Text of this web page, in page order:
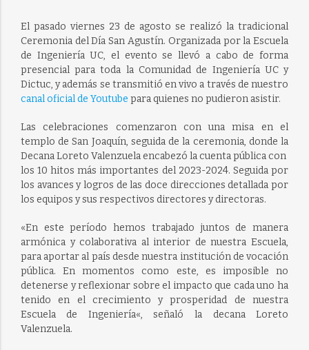
El pasado viernes 23 de agosto se realizó la tradicional
Ceremonia del Día San Agustín. Organizada por la Escuela
de Ingeniería UC, el evento se llevó a cabo de forma
presencial para toda la Comunidad de Ingeniería UC y
Dictuc, y además se transmitió en vivo a través de nuestro
canal oficial de Youtube para quienes no pudieron asistir.
Las celebraciones comenzaron con una misa en el
templo de San Joaquín, seguida de la ceremonia, donde la
Decana Loreto Valenzuela encabezó la cuenta pública con
los 10 hitos más importantes del 2023-2024. Seguida por
los avances y logros de las doce direcciones detallada por
los equipos y sus respectivos directores y directoras.
«En este período hemos trabajado juntos de manera
armónica y colaborativa al interior de nuestra Escuela,
para aportar al país desde nuestra institución de vocación
pública.
En momentos como este, es imposible no
detenerse y reflexionar sobre el impacto que cada uno ha
tenido en el crecimiento y prosperidad de nuestra
Escuela de Ingeniería«, señaló la decana Loreto
Valenzuela.